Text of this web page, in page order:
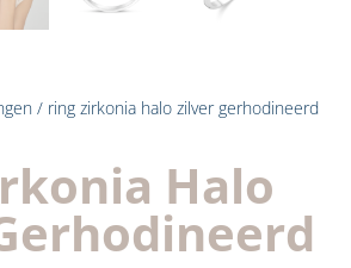
/ ring zirkonia halo zilver gerhodineerd
Halo